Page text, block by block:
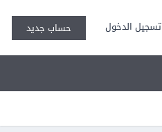
تسجيل الدخول حساب جديد